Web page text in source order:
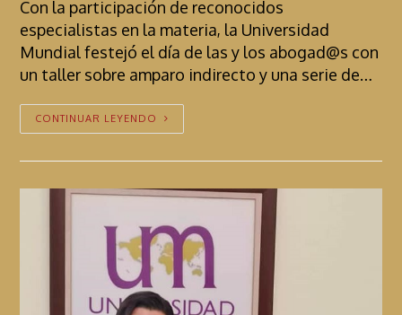
Con la participación de reconocidos
especialistas en la materia, la Universidad
Mundial festejó el día de las y los abogad@s con
un taller sobre amparo indirecto y una serie de…
CONTINUAR LEYENDO